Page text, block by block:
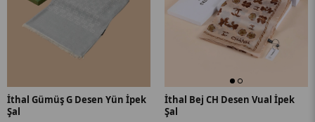
İthal Gümüş G Desen Yün İpek
Şal
İthal Bej CH Desen Vual İpek
Şal